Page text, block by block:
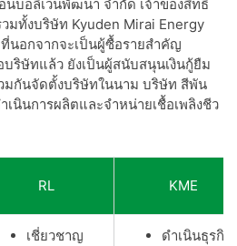
บอลิเวนพัฒนา จำกัด เจ้าของสิทธิ์
มทั้งบริษัท Kyuden Mirai Energy
นอกจากจะเป็นผู้ซื้อรายสำคัญ
บริษัทแล้ว ยังเป็นผู้สนับสนุนเงินกู้ยืม
มกันจัดตั้งบริษัทในนาม บริษัท สีพัน
เนินการผลิตและจำหน่ายเชื้อเพลิงชีว
RL KME
เชี่ยวชาญ
ดำเนินธุรกิจ